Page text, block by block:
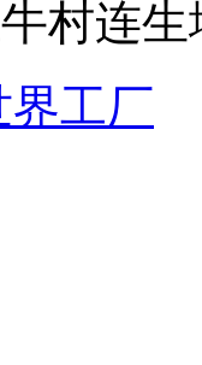
村连生
界工厂